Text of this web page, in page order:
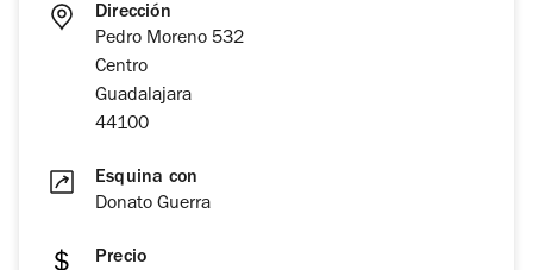
Dirección
Pedro Moreno 532
Centro
Guadalajara
44100
Esquina con
Donato Guerra
Precio